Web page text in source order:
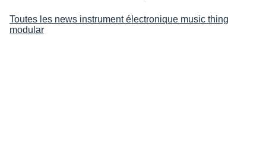
Toutes les news instrument électronique music thing
modular